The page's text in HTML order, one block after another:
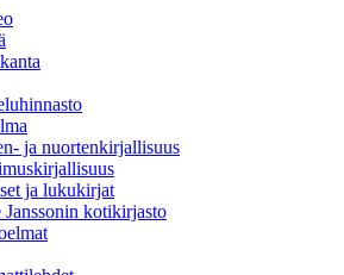
ja nuortenkirjallisuus
ja lukukirjat
Janssonin kotikirjasto